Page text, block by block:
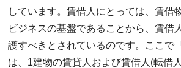
しています。賃借人にとっては、賃借
ビジネスの基盤であることから、賃借
護すべきとされているのです。ここで
は、1建物の賃貸人および賃借人(転借